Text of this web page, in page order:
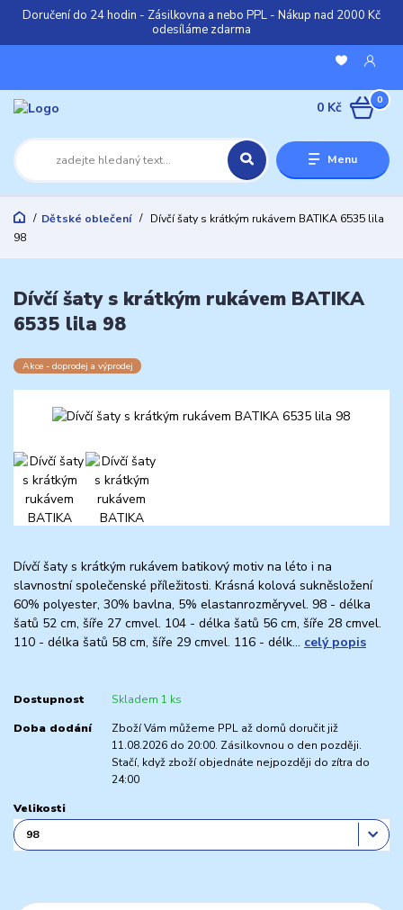
Doručení do 24 hodin - Zásilkovna a nebo PPL - Nákup nad 2000 Kč
odesíláme zdarma
Menu
0
0 Kč
Dětské oblečení
Dívčí šaty s krátkým rukávem BATIKA 6535 lila
98
Dívčí šaty s krátkým rukávem BATIKA
6535 lila 98
Akce - doprodej a výprodej
Dívčí šaty s krátkým rukávem batikový motiv na léto i na
slavnostní společenské příležitosti. Krásná kolová sukněsložení
60% polyester, 30% bavlna, 5% elastanrozměryvel. 98 - délka
šatů 52 cm, šíře 27 cmvel. 104 - délka šatů 56 cm, šíře 28 cmvel.
110 - délka šatů 58 cm, šíře 29 cmvel. 116 - délk... celý popis
Dostupnost Skladem 1 ks
Doba dodání
Zboží Vám můžeme PPL až domů doručit již
11.08.2026 do 20:00. Zásilkovnou o den později.
Stačí, když zboží objednáte nejpozději do zítra do
24:00
Velikosti